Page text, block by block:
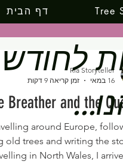
דף הבית Tree
Breather and the
around Europe,
old trees and writing the
in North Wales, I
Ria Storyteller
16 במאי
זמן קריאה 9 דקות